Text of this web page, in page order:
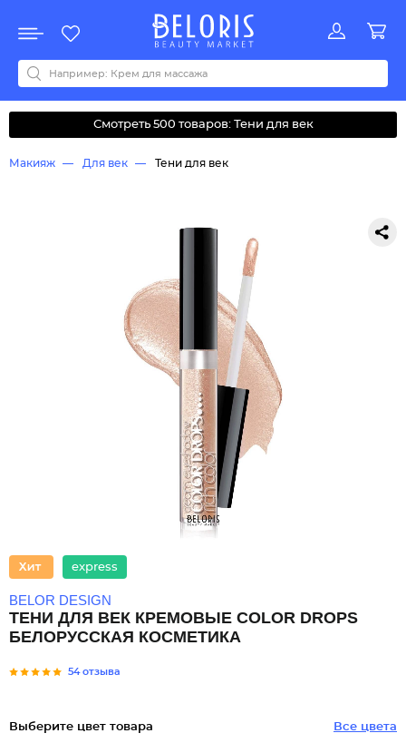
Акции
Все бренды
0-9ABCDEFGHIJKLMNOPQRSTUVWYZАБВДЗИМОКЛНПРСТУФ
Смотреть 500 товаров: Тени для век
Макияж Для век Тени для век
express
BELOR DESIGN
ТЕНИ ДЛЯ ВЕК КРЕМОВЫЕ COLOR DROPS
БЕЛОРУССКАЯ КОСМЕТИКА
54 отзыва
Выберите цвет товара Все цвета